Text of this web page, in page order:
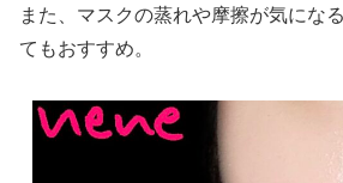
また、マスクの蒸れや摩擦が気にな
てもおすすめ。